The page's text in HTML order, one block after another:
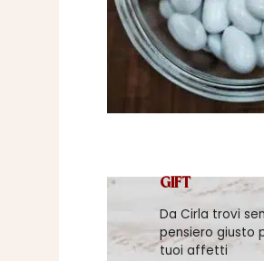
GIFT
Da Cirla trovi
pensiero giusto
tuoi affetti